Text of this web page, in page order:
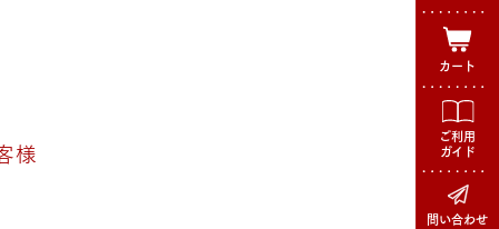
カート
ご利用
ガイド
問い合わせ
様